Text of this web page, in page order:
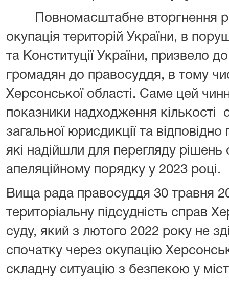
Повномасштабне вторгнення
окупація територій України, в
та Конституції України, призвело
громадян до правосуддя, в тому
Херсонської області. Саме цей
показники надходження кількості
загальної юрисдикції та
які надійшли для перегляду рішень
апеляційному порядку у 2023 році.
Вища рада правосуддя 30 травня
територіальну підсудність справ
суду, який з лютого 2022 року не
спочатку через окупацію
складну ситуацію з безпекою у